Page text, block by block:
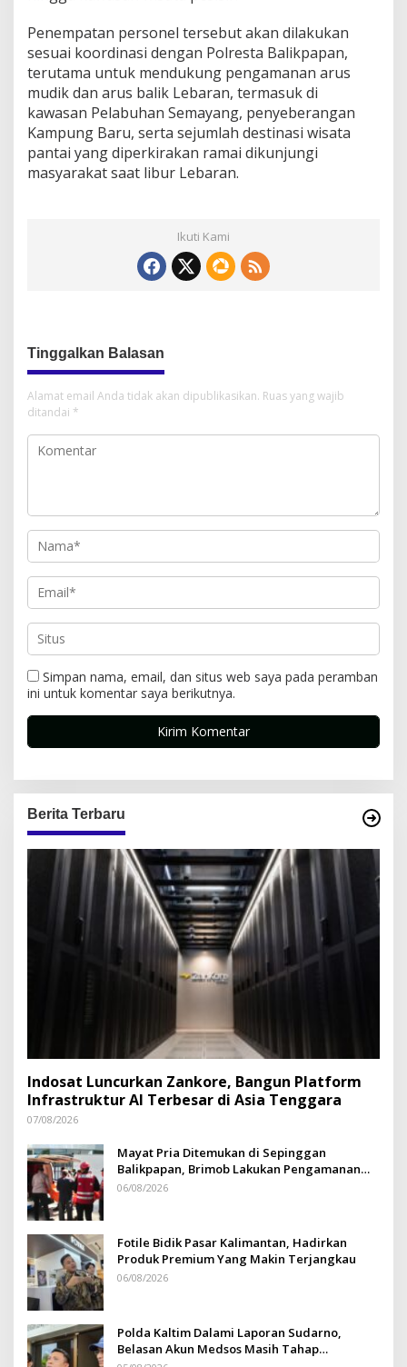
Penempatan personel tersebut akan dilakukan
sesuai koordinasi dengan Polresta Balikpapan,
terutama untuk mendukung pengamanan arus
mudik dan arus balik Lebaran, termasuk di
kawasan Pelabuhan Semayang, penyeberangan
Kampung Baru, serta sejumlah destinasi wisata
pantai yang diperkirakan ramai dikunjungi
masyarakat saat libur Lebaran.
Ikuti Kami
Tinggalkan Balasan
Alamat email Anda tidak akan dipublikasikan. Ruas yang wajib
ditandai *
Simpan nama, email, dan situs web saya pada peramban
ini untuk komentar saya berikutnya.
Berita Terbaru
Indosat Luncurkan Zankore, Bangun Platform
Infrastruktur AI Terbesar di Asia Tenggara
07/08/2026
Mayat Pria Ditemukan di Sepinggan
Balikpapan, Brimob Lakukan Pengamanan
TKP
06/08/2026
Fotile Bidik Pasar Kalimantan, Hadirkan
Produk Premium Yang Makin Terjangkau
06/08/2026
Polda Kaltim Dalami Laporan Sudarno,
Belasan Akun Medsos Masih Tahap